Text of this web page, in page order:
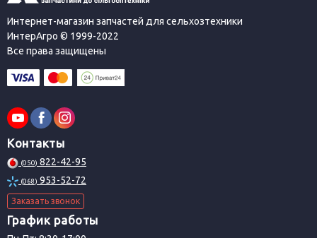
Интернет-магазин запчастей для сельхозтехники
ИнтерАгро © 1999-2022
Все права защищены
Контакты
(050) 822-42-95
(068) 953-52-72
Заказать звонок
График работы